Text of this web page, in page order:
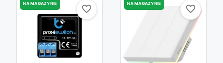
NA MAGAZYNIE
favorite_border
favorite_border
NA MAGAZYNIE
favorite_border
favorite_border